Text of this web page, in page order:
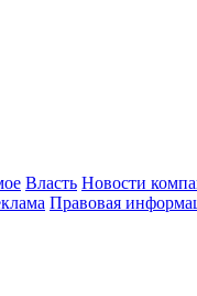
Власть Новости
Правовая